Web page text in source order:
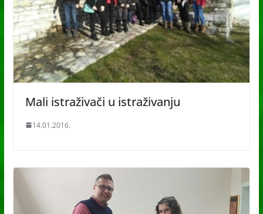
Mali istraživači u istraživanju
14.01.2016.